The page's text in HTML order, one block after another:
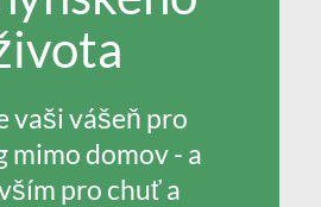
vaši vášeň pro
mimo domov - a
pro chuť a